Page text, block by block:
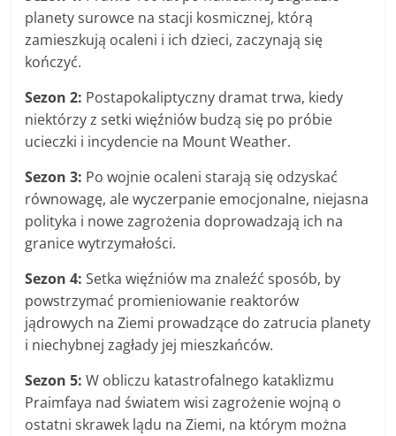
planety surowce na stacji kosmicznej, którą
zamieszkują ocaleni i ich dzieci, zaczynają się
kończyć.
Sezon 2: Postapokaliptyczny dramat trwa, kiedy
niektórzy z setki więźniów budzą się po próbie
ucieczki i incydencie na Mount Weather.
Sezon 3: Po wojnie ocaleni starają się odzyskać
równowagę, ale wyczerpanie emocjonalne, niejasna
polityka i nowe zagrożenia doprowadzają ich na
granice wytrzymałości.
Sezon 4: Setka więźniów ma znaleźć sposób, by
powstrzymać promieniowanie reaktorów
jądrowych na Ziemi prowadzące do zatrucia planety
i niechybnej zagłady jej mieszkańców.
Sezon 5: W obliczu katastrofalnego kataklizmu
Praimfaya nad światem wisi zagrożenie wojną o
ostatni skrawek lądu na Ziemi, na którym można